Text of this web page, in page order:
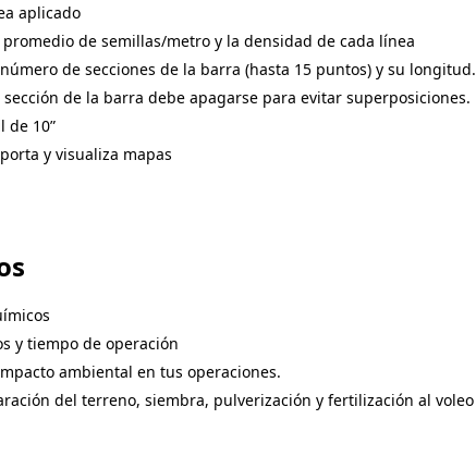
aplicado
de semillas/metro y la densidad de cada línea
de secciones de la barra (hasta 15 puntos) y su longitud.
de la barra debe apagarse para evitar superposiciones.
de 10”
y visualiza mapas
y tiempo de operación
ambiental en tus operaciones.
del terreno, siembra, pulverización y fertilización al voleo